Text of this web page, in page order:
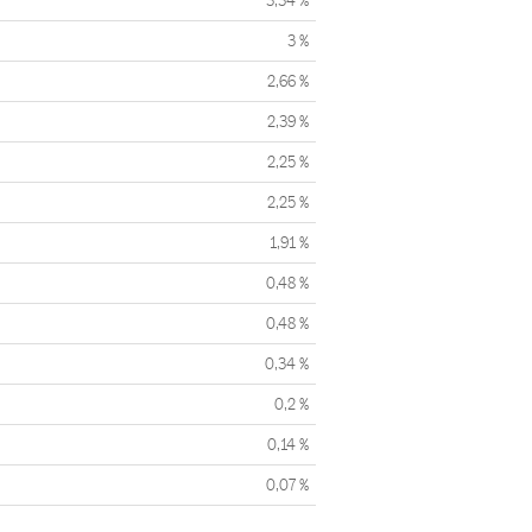
3 %
2,66 %
2,39 %
2,25 %
2,25 %
1,91 %
0,48 %
0,48 %
0,34 %
0,2 %
0,14 %
0,07 %